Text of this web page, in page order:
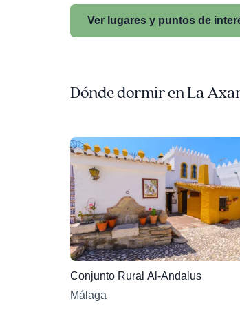
Ver lugares y puntos de
Dónde dormir en La
Conjunto Rural Al-Andalus
Málaga